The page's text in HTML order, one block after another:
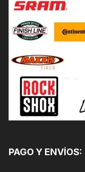
PAGO Y ENVÍOS: